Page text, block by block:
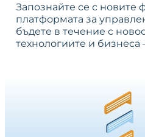
Запознайте се с новите
платформата за
бъдете в течение с
технологиите и бизнеса